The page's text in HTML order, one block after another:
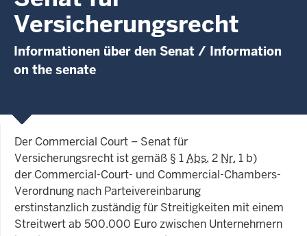
Versicherungsrecht
Informationen über den Senat / Information
on the senate
Der Commercial Court – Senat für
Versicherungsrecht ist gemäß § 1Abs. 2 Nr. 1 b)
der Commercial-Court- und Commercial-Chambers-
Verordnung nach Parteivereinbarung
erstinstanzlichzuständig für Streitigkeiten mit einem
Streitwert ab 500.000 Euro zwischen Unternehmern